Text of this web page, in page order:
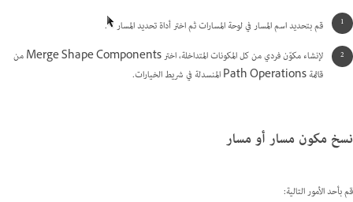
قم بتحديد اسم المسار في لوحة المسارات ثم اختر أداة تحديد المسار .
لإنشاء مكوّن فردي من كل المكونات المتداخلة، اختر Merge Shape Components من
قائمة Path Operations المنسدلة في شريط الخيارات.
نسخ مكون مسار أو مسار
قم بأحد الأمور التالية: